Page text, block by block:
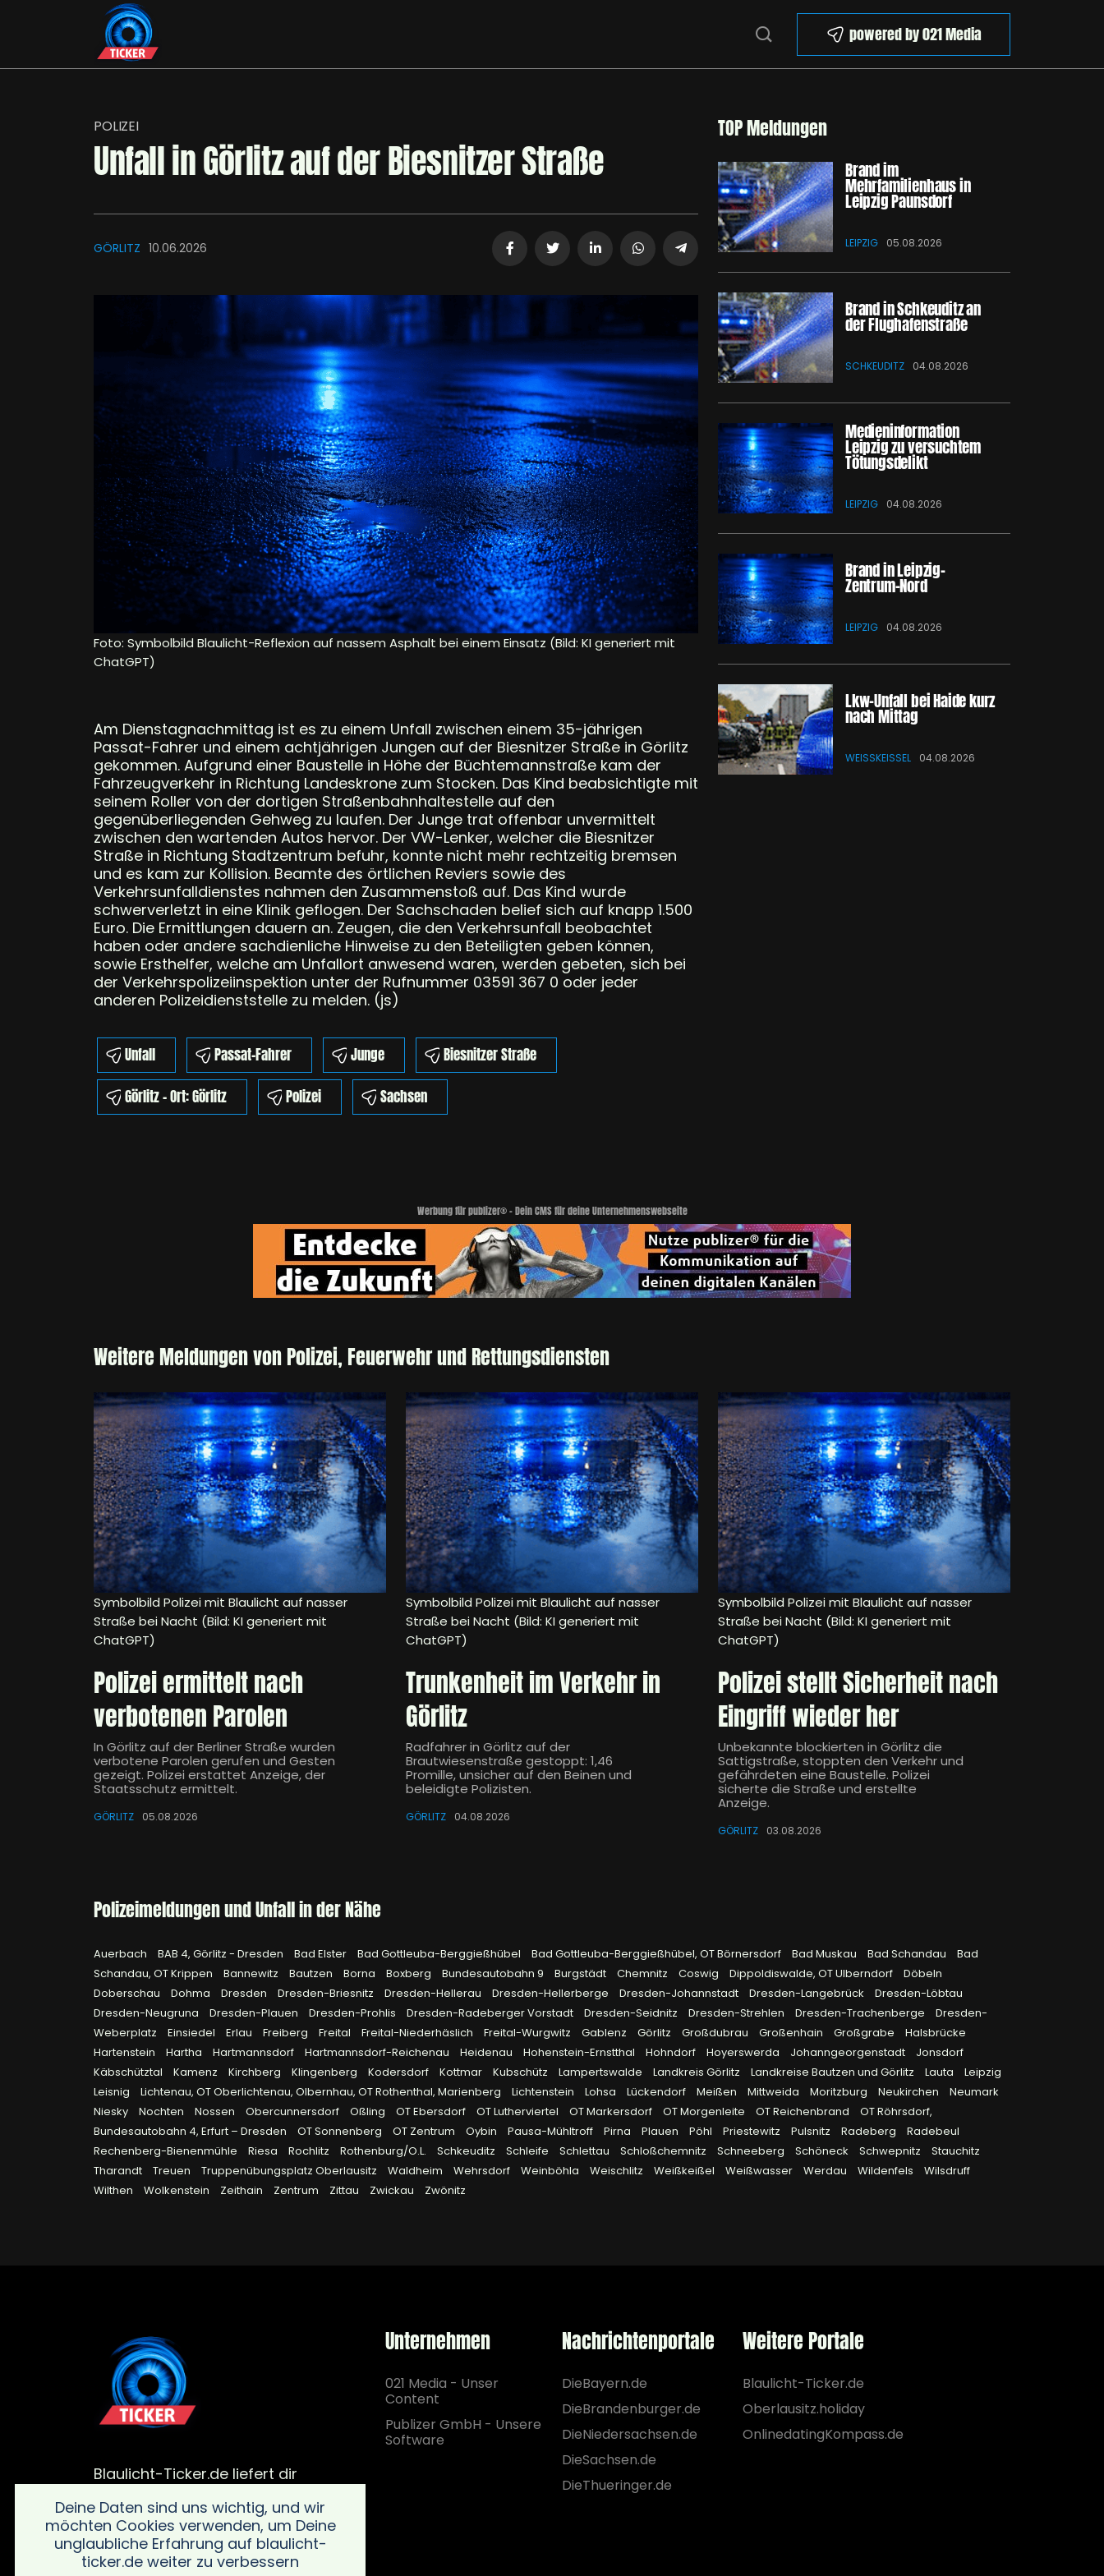
powered by 021 Media
POLIZEI
Unfall in Görlitz auf der Biesnitzer Straße
GÖRLITZ 10.06.2026
Foto: Symbolbild Blaulicht-Reflexion auf nassem Asphalt bei einem Einsatz (Bild: KI generiert mit
ChatGPT)
Am Dienstagnachmittag ist es zu einem Unfall zwischen einem 35-jährigen
Passat-Fahrer und einem achtjährigen Jungen auf der Biesnitzer Straße in Görlitz
gekommen. Aufgrund einer Baustelle in Höhe der Büchtemannstraße kam der
Fahrzeugverkehr in Richtung Landeskrone zum Stocken. Das Kind beabsichtigte mit
seinem Roller von der dortigen Straßenbahnhaltestelle auf den
gegenüberliegenden Gehweg zu laufen. Der Junge trat offenbar unvermittelt
zwischen den wartenden Autos hervor. Der VW-Lenker, welcher die Biesnitzer
Straße in Richtung Stadtzentrum befuhr, konnte nicht mehr rechtzeitig bremsen
und es kam zur Kollision. Beamte des örtlichen Reviers sowie des
Verkehrsunfalldienstes nahmen den Zusammenstoß auf. Das Kind wurde
schwerverletzt in eine Klinik geflogen. Der Sachschaden belief sich auf knapp 1.500
Euro. Die Ermittlungen dauern an. Zeugen, die den Verkehrsunfall beobachtet
haben oder andere sachdienliche Hinweise zu den Beteiligten geben können,
sowie Ersthelfer, welche am Unfallort anwesend waren, werden gebeten, sich bei
der Verkehrspolizeiinspektion unter der Rufnummer 03591 367 0 oder jeder
anderen Polizeidienststelle zu melden. (js)
Unfall Passat-Fahrer Junge
Biesnitzer Straße
Görlitz - Ort: Görlitz
Polizei Sachsen
TOP Meldungen
Brand im
Mehrfamilienhaus in
Leipzig Paunsdorf
LEIPZIG 05.08.2026
Brand in Schkeuditz an
der Flughafenstraße
SCHKEUDITZ 04.08.2026
Medieninformation
Leipzig zu versuchtem
Tötungsdelikt
LEIPZIG 04.08.2026
Brand in Leipzig-
Zentrum-Nord
LEIPZIG 04.08.2026
Lkw-Unfall bei Haide kurz
nach Mittag
WEISSKEISSEL 04.08.2026
Werbung für publizer® - Dein CMS für deine Unternehmenswebseite
Weitere Meldungen von Polizei, Feuerwehr und Rettungsdiensten
Symbolbild Polizei mit Blaulicht auf nasser
Straße bei Nacht (Bild: KI generiert mit
ChatGPT)
Polizei ermittelt nach
verbotenen Parolen
In Görlitz auf der Berliner Straße wurden
verbotene Parolen gerufen und Gesten
gezeigt. Polizei erstattet Anzeige, der
Staatsschutz ermittelt.
GÖRLITZ 05.08.2026
Symbolbild Polizei mit Blaulicht auf nasser
Straße bei Nacht (Bild: KI generiert mit
ChatGPT)
Trunkenheit im Verkehr in
Görlitz
Radfahrer in Görlitz auf der
Brautwiesenstraße gestoppt: 1,46
Promille, unsicher auf den Beinen und
beleidigte Polizisten.
GÖRLITZ 04.08.2026
Symbolbild Polizei mit Blaulicht auf nasser
Straße bei Nacht (Bild: KI generiert mit
ChatGPT)
Polizei stellt Sicherheit nach
Eingriff wieder her
Unbekannte blockierten in Görlitz die
Sattigstraße, stoppten den Verkehr und
gefährdeten eine Baustelle. Polizei
sicherte die Straße und erstellte
Anzeige.
GÖRLITZ 03.08.2026
Polizeimeldungen und Unfall in der Nähe
Auerbach BAB 4, Görlitz - Dresden Bad Elster Bad Gottleuba-Berggießhübel Bad Gottleuba-Berggießhübel, OT Börnersdorf Bad Muskau Bad Schandau
Bad
Schandau, OT Krippen
Bannewitz Bautzen Borna Boxberg Bundesautobahn 9 Burgstädt Chemnitz Coswig Dippoldiswalde, OT Ulberndorf
Döbeln
Doberschau
Dohma Dresden Dresden-Briesnitz Dresden-Hellerau Dresden-Hellerberge Dresden-Johannstadt Dresden-Langebrück
Dresden-Löbtau
Dresden-Neugruna
Dresden-Plauen Dresden-Prohlis Dresden-Radeberger Vorstadt Dresden-Seidnitz Dresden-Strehlen Dresden-Trachenberge
Dresden-
Weberplatz
Einsiedel Erlau Freiberg Freital Freital-Niederhäslich Freital-Wurgwitz Gablenz Görlitz Großdubrau Großenhain Großgrabe
Halsbrücke
Hartenstein
Hartha Hartmannsdorf Hartmannsdorf-Reichenau Heidenau Hohenstein-Ernstthal Hohndorf Hoyerswerda Johanngeorgenstadt
Jonsdorf
Käbschütztal
Kamenz Kirchberg Klingenberg Kodersdorf Kottmar Kubschütz Lampertswalde Landkreis Görlitz Landkreise Bautzen und Görlitz Lauta
Leipzig
Leisnig
Lichtenau, OT Oberlichtenau, Olbernhau, OT Rothenthal, Marienberg Lichtenstein Lohsa Lückendorf Meißen Mittweida Moritzburg Neukirchen
Neumark
Niesky
Nochten Nossen Obercunnersdorf Oßling OT Ebersdorf OT Lutherviertel OT Markersdorf OT Morgenleite OT Reichenbrand
OT Röhrsdorf,
Bundesautobahn 4, Erfurt – Dresden
OT Sonnenberg OT Zentrum Oybin Pausa-Mühltroff Pirna Plauen Pöhl Priestewitz Pulsnitz Radeberg
Radebeul
Rechenberg-Bienenmühle
Riesa Rochlitz Rothenburg/O.L. Schkeuditz Schleife Schlettau Schloßchemnitz Schneeberg Schöneck Schwepnitz
Stauchitz
Tharandt
Treuen Truppenübungsplatz Oberlausitz Waldheim Wehrsdorf Weinböhla Weischlitz Weißkeißel Weißwasser Werdau Wildenfels
Wilsdruff
Wilthen
Wolkenstein Zeithain Zentrum Zittau Zwickau Zwönitz
Blaulicht-Ticker.de liefert dir
Polizei, Feuerwehr und von
Rettungsdiensteinsätze. Bleib
informiert über alle wichtigen
Vorfälle in deiner Region mit
Unternehmen
021 Media - Unser
Content
Publizer GmbH - Unsere
Software
Nachrichtenportale
DieBayern.de
DieBrandenburger.de
DieNiedersachsen.de
DieSachsen.de
DieThueringer.de
Weitere Portale
Blaulicht-Ticker.de
Oberlausitz.holiday
OnlinedatingKompass.de
Deine Daten sind uns wichtig, und wir
möchten Cookies verwenden, um Deine
unglaubliche Erfahrung auf blaulicht-
ticker.de weiter zu verbessern